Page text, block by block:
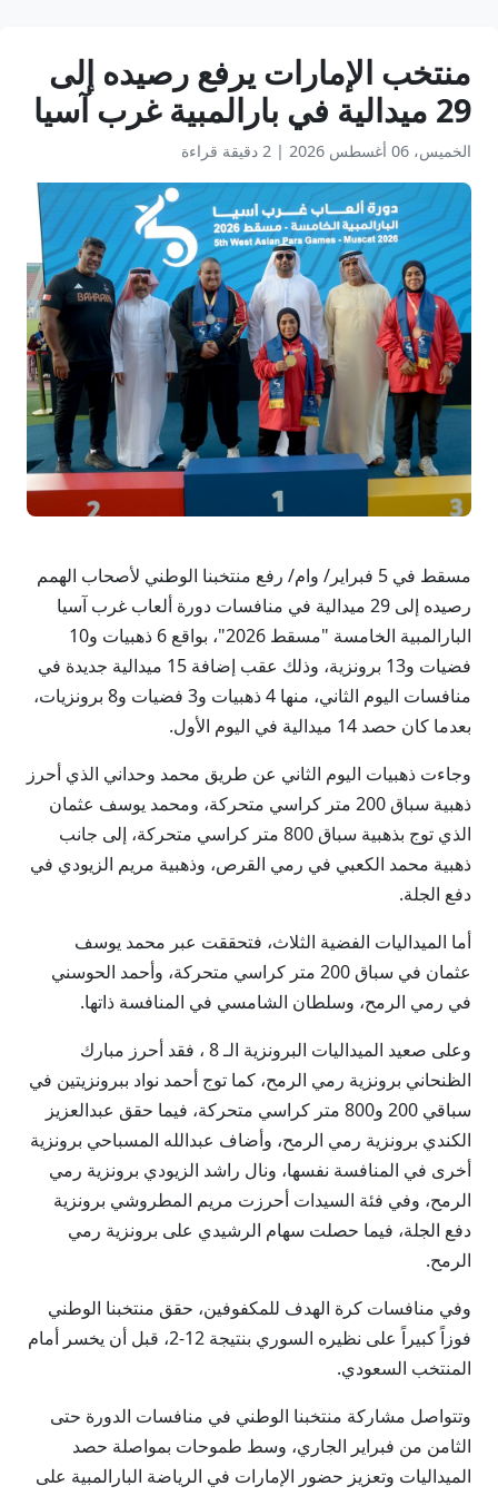
منتخب الإمارات يرفع رصيده إلى
29 ميدالية في بارالمبية غرب آسيا
الخميس، 06 أغسطس 2026 | 2 دقيقة قراءة
مسقط في 5 فبراير/ وام/ رفع منتخبنا الوطني لأصحاب الهمم
رصيده إلى 29 ميدالية في منافسات دورة ألعاب غرب آسيا
البارالمبية الخامسة "مسقط 2026"، بواقع 6 ذهبيات و10
فضيات و13 برونزية، وذلك عقب إضافة 15 ميدالية جديدة في
منافسات اليوم الثاني، منها 4 ذهبيات و3 فضيات و8 برونزيات،
بعدما كان حصد 14 ميدالية في اليوم الأول.
وجاءت ذهبيات اليوم الثاني عن طريق محمد وحداني الذي أحرز
ذهبية سباق 200 متر كراسي متحركة، ومحمد يوسف عثمان
الذي توج بذهبية سباق 800 متر كراسي متحركة، إلى جانب
ذهبية محمد الكعبي في رمي القرص، وذهبية مريم الزيودي في
دفع الجلة.
أما الميداليات الفضية الثلاث، فتحققت عبر محمد يوسف
عثمان في سباق 200 متر كراسي متحركة، وأحمد الحوسني
في رمي الرمح، وسلطان الشامسي في المنافسة ذاتها.
وعلى صعيد الميداليات البرونزية الـ 8 ، فقد أحرز مبارك
الظنحاني برونزية رمي الرمح، كما توج أحمد نواد ببرونزيتين في
سباقي 200 و800 متر كراسي متحركة، فيما حقق عبدالعزيز
الكندي برونزية رمي الرمح، وأضاف عبدالله المسباحي برونزية
أخرى في المنافسة نفسها، ونال راشد الزيودي برونزية رمي
الرمح، وفي فئة السيدات أحرزت مريم المطروشي برونزية
دفع الجلة، فيما حصلت سهام الرشيدي على برونزية رمي
الرمح.
وفي منافسات كرة الهدف للمكفوفين، حقق منتخبنا الوطني
فوزاً كبيراً على نظيره السوري بنتيجة 12-2، قبل أن يخسر أمام
المنتخب السعودي.
وتتواصل مشاركة منتخبنا الوطني في منافسات الدورة حتى
الثامن من فبراير الجاري، وسط طموحات بمواصلة حصد
الميداليات وتعزيز حضور الإمارات في الرياضة البارالمبية على